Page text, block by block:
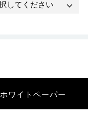
ホワイトペーパー